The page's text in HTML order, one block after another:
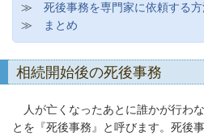
≫ 死後事務を専門家に依頼する
≫
まとめ
相続開始後の死後事務
人が亡くなったあとに誰かが行わ
とを『死後事務』と呼びます。死後